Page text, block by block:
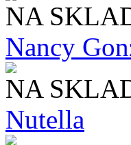
NA
Nancy
NA
Nutella